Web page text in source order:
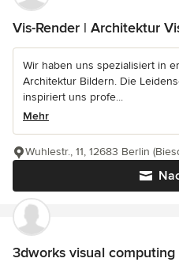
Vis-Render | Architektur
Wir haben uns spezialisiert in
Architektur Bildern. Die
inspiriert uns profe...
Mehr
Wuhlestr., 11, 12683 Berlin
3dworks visual computing